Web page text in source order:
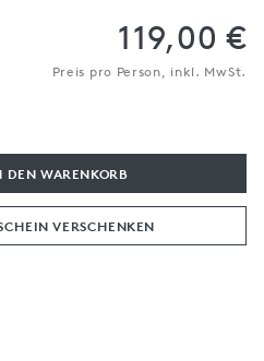
119,00 €
Preis pro Person, inkl. MwSt.
DEN WARENKORB
VERSCHENKEN